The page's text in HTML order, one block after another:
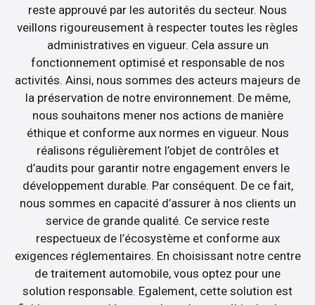
reste approuvé par les autorités du secteur. Nous
veillons rigoureusement à respecter toutes les règles
administratives en vigueur. Cela assure un
fonctionnement optimisé et responsable de nos
activités. Ainsi, nous sommes des acteurs majeurs de
la préservation de notre environnement. De même,
nous souhaitons mener nos actions de manière
éthique et conforme aux normes en vigueur. Nous
réalisons régulièrement l’objet de contrôles et
d’audits pour garantir notre engagement envers le
développement durable. Par conséquent. De ce fait,
nous sommes en capacité d’assurer à nos clients un
service de grande qualité. Ce service reste
respectueux de l’écosystème et conforme aux
exigences réglementaires. En choisissant notre centre
de traitement automobile, vous optez pour une
solution responsable. Egalement, cette solution est